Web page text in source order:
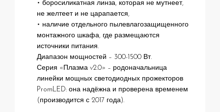
• боросиликатная линза, которая не мутнеет,
не желтеет и не царапается,
• наличие отдельного пылевлагозащищенного
монтажного шкафа, где размещаются
источники питания.
Диапазон мощностей – 300-1500 Вт.
Серия «Плазма v2.0» – родоначальница
линейки мощных светодиодных прожекторов
PromLED: она надёжна и проверена временем
(производится с 2017 года).